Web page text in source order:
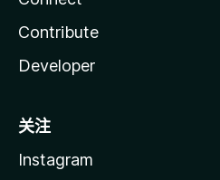
Contribute
Developer
关注
Instagram